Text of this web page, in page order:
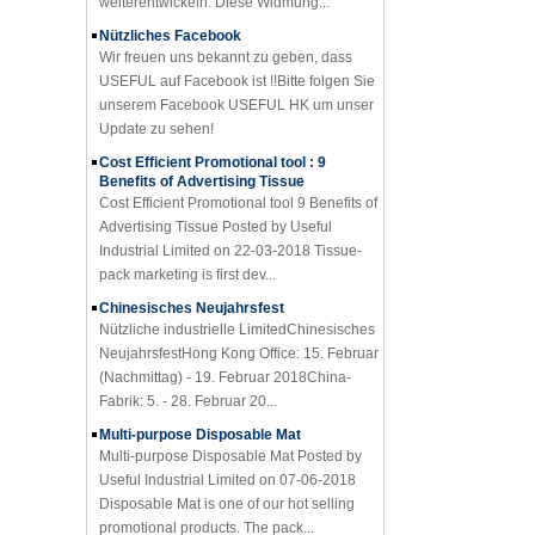
Nützliches Facebook
Wir freuen uns bekannt zu geben, dass
USEFUL auf Facebook ist !!Bitte folgen Sie
unserem Facebook USEFUL HK um unser
Update zu sehen!
Cost Efficient Promotional tool : 9
Benefits of Advertising Tissue
Cost Efficient Promotional tool 9 Benefits of
Advertising Tissue Posted by Useful
Industrial Limited on 22-03-2018 Tissue-
pack marketing is first dev...
Chinesisches Neujahrsfest
Nützliche industrielle LimitedChinesisches
NeujahrsfestHong Kong Office: 15. Februar
(Nachmittag) - 19. Februar 2018China-
Fabrik: 5. - 28. Februar 20...
Multi-purpose Disposable Mat
Multi-purpose Disposable Mat Posted by
Useful Industrial Limited on 07-06-2018
Disposable Mat is one of our hot selling
promotional products. The pack...